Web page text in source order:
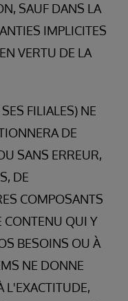
SAUF DANS LA
IMPLICITES
VERTU DE LA
FILIALES) NE
DE
SANS ERREUR,
DE
COMPOSANTS
CONTENU QUI Y
BESOINS OU À
NE DONNE
L'EXACTITUDE,